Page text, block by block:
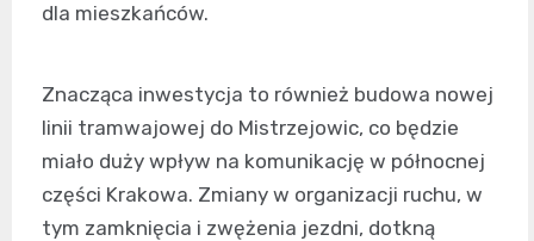
dla mieszkańców.
Znacząca inwestycja to również budowa nowej
linii tramwajowej do Mistrzejowic, co będzie
miało duży wpływ na komunikację w północnej
części Krakowa. Zmiany w organizacji ruchu, w
tym zamknięcia i zwężenia jezdni, dotkną